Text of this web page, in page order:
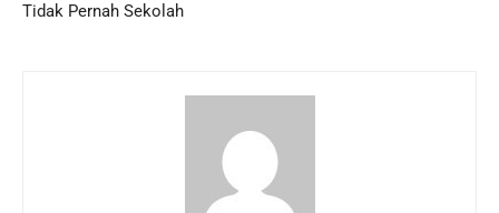
Tidak Pernah Sekolah